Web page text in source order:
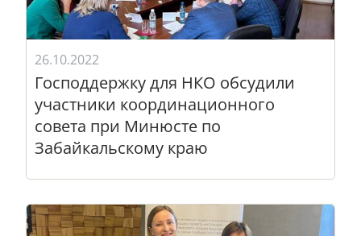
26.10.2022
Господдержку для НКО обсудили
участники координационного
совета при Минюсте по
Забайкальскому краю